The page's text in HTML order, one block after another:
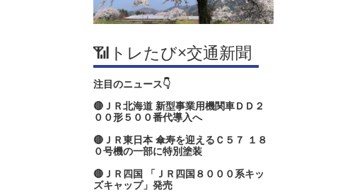
📶トレたび×交通新聞
注目のニュース👇
🔴ＪＲ北海道 新型事業用機関車ＤＤ２
００形５００番代導入へ
🔴ＪＲ東日本 傘寿を迎えるＣ５７ １８
０号機の一部に特別塗装
🔴ＪＲ四国 「ＪＲ四国８０００系キッ
ズキャップ」発売